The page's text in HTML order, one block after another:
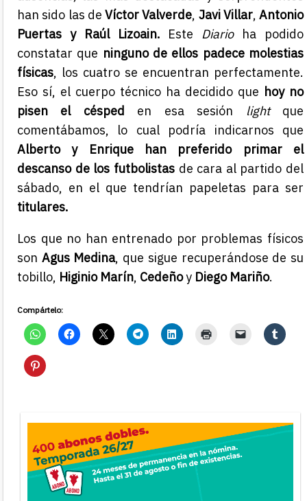
han sido las de Víctor Valverde, Javi Villar, Antonio
Puertas y Raúl Lizoain. Este Diarioha podido
constatar que ninguno de ellos padece molestias
físicas, los cuatro se encuentran perfectamente.
Eso sí, el cuerpo técnico ha decidido que hoy no
pisen el césped en esa sesión lightque
comentábamos, lo cual podría indicarnos que
Alberto y Enrique han preferido primar el
descanso de los futbolistasde cara al partido del
sábado, en el que tendrían papeletas para ser
titulares.
Los que no han entrenado por problemas físicos
son Agus Medina, que sigue recuperándose de su
tobillo, Higinio Marín, Cedeñoy Diego Mariño.
Compártelo: